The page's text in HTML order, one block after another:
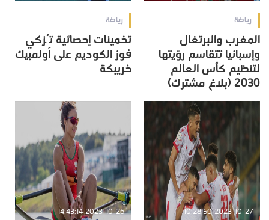
رياضة
المغرب والبرتغال
وإسبانيا تتقاسم رؤيتها
لتنظيم كأس العالم
2030 (بلاغ مشترك)
رياضة
تخمينات إحصائية تُزكي
فوز الكوديم على أولمبيك
خريبكة
2023-10-27 10:28:50
2023-10-26 14:43:14